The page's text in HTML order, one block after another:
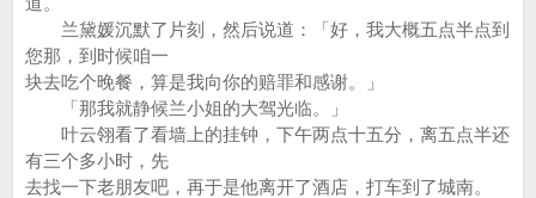
兰黛媛沉默了片刻，然后说道：「好，我大概五点半点到
您那，到时候咱一
块去吃个晚餐，算是我向你的赔罪和感谢。」
「那我就静候兰小姐的大驾光临。」
叶云翎看了看墙上的挂钟，下午两点十五分，离五点半还
有三个多小时，先
去找一下老朋友吧，再于是他离开了酒店，打车到了城南。